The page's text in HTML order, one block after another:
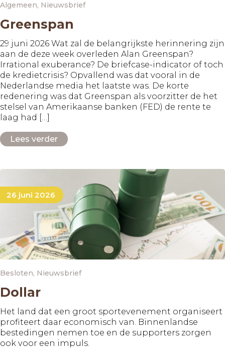
Algemeen, Nieuwsbrief
Greenspan
29 juni 2026 Wat zal de belangrijkste herinnering zijn
aan de deze week overleden Alan Greenspan?
Irrational exuberance? De briefcase-indicator of toch
de kredietcrisis? Opvallend was dat vooral in de
Nederlandse media het laatste was. De korte
redenering was dat Greenspan als voorzitter de het
stelsel van Amerikaanse banken (FED) de rente te
laag had […]
Lees verder
26 juni 2026
Besloten, Nieuwsbrief
Dollar
Het land dat een groot sportevenement organiseert
profiteert daar economisch van. Binnenlandse
bestedingen nemen toe en de supporters zorgen
ook voor een impuls.